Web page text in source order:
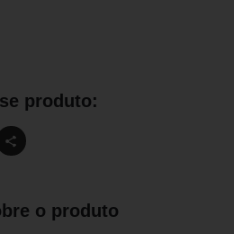
produto:
o produto